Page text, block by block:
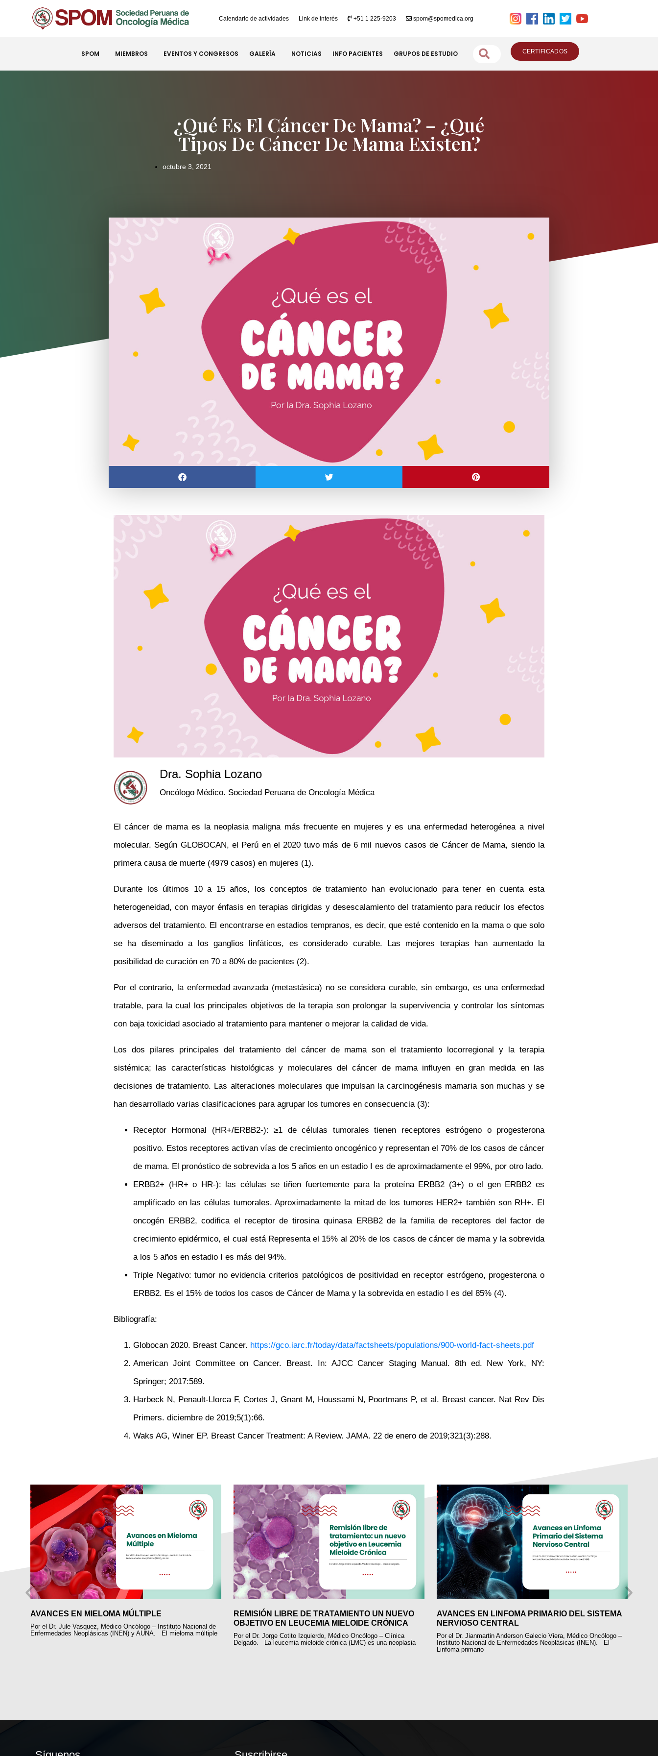
Calendario de actividades Link de interés +51 1 225-9203 spom@spomedica.org
SPOM MIEMBROS EVENTOS Y CONGRESOS GALERÍA NOTICIAS INFO PACIENTES GRUPOS DE ESTUDIO CERTIFICADOS
¿Qué Es El Cáncer De Mama? – ¿Qué
Tipos De Cáncer De Mama Existen?
octubre 3, 2021
Dra. Sophia Lozano
Oncólogo Médico. Sociedad Peruana de Oncología Médica
El cáncer de mama es la neoplasia maligna más frecuente en mujeres y es una enfermedad heterogénea a nivel
molecular. Según GLOBOCAN, el Perú en el 2020 tuvo más de 6 mil nuevos casos de Cáncer de Mama, siendo la
primera causa de muerte (4979 casos) en mujeres (1).
Durante los últimos 10 a 15 años, los conceptos de tratamiento han evolucionado para tener en cuenta esta
heterogeneidad, con mayor énfasis en terapias dirigidas y desescalamiento del tratamiento para reducir los efectos
adversos del tratamiento. El encontrarse en estadios tempranos, es decir, que esté contenido en la mama o que solo
se ha diseminado a los ganglios linfáticos, es considerado curable. Las mejores terapias han aumentado la
posibilidad de curación en 70 a 80% de pacientes (2).
Por el contrario, la enfermedad avanzada (metastásica) no se considera curable, sin embargo, es una enfermedad
tratable, para la cual los principales objetivos de la terapia son prolongar la supervivencia y controlar los síntomas
con baja toxicidad asociado al tratamiento para mantener o mejorar la calidad de vida.
Los dos pilares principales del tratamiento del cáncer de mama son el tratamiento locorregional y la terapia
sistémica; las características histológicas y moleculares del cáncer de mama influyen en gran medida en las
decisiones de tratamiento. Las alteraciones moleculares que impulsan la carcinogénesis mamaria son muchas y se
han desarrollado varias clasificaciones para agrupar los tumores en consecuencia (3):
Receptor Hormonal (HR+/ERBB2-): ≥1 de células tumorales tienen receptores estrógeno o progesterona
positivo. Estos receptores activan vías de crecimiento oncogénico y representan el 70% de los casos de cáncer
de mama. El pronóstico de sobrevida a los 5 años en un estadio I es de aproximadamente el 99%, por otro lado.
ERBB2+ (HR+ o HR-): las células se tiñen fuertemente para la proteína ERBB2 (3+) o el gen ERBB2 es
amplificado en las células tumorales. Aproximadamente la mitad de los tumores HER2+ también son RH+. El
oncogén ERBB2, codifica el receptor de tirosina quinasa ERBB2 de la familia de receptores del factor de
crecimiento epidérmico, el cual está Representa el 15% al 20% de los casos de cáncer de mama y la sobrevida
a los 5 años en estadio I es más del 94%.
Triple Negativo: tumor no evidencia criterios patológicos de positividad en receptor estrógeno, progesterona o
ERBB2. Es el 15% de todos los casos de Cáncer de Mama y la sobrevida en estadio I es del 85% (4).
Bibliografía:
Globocan 2020. Breast Cancer. https://gco.iarc.fr/today/data/factsheets/populations/900-world-fact-sheets.pdf
American Joint Committee on Cancer. Breast. In: AJCC Cancer Staging Manual. 8th ed. New York, NY:
Springer; 2017:589.
Harbeck N, Penault-Llorca F, Cortes J, Gnant M, Houssami N, Poortmans P, et al. Breast cancer. Nat Rev Dis
Primers. diciembre de 2019;5(1):66.
Waks AG, Winer EP. Breast Cancer Treatment: A Review. JAMA. 22 de enero de 2019;321(3):288.
AVANCES EN MIELOMA MÚLTIPLE
Por el Dr. Jule Vasquez, Médico Oncólogo – Instituto Nacional de
Enfermedades Neoplásicas (INEN) y AUNA. El mieloma múltiple
REMISIÓN LIBRE DE TRATAMIENTO UN NUEVO
OBJETIVO EN LEUCEMIA MIELOIDE CRÓNICA
Por el Dr. Jorge Cotito Izquierdo, Médico Oncólogo – Clínica
Delgado. La leucemia mieloide crónica (LMC) es una neoplasia
AVANCES EN LINFOMA PRIMARIO DEL SISTEMA
NERVIOSO CENTRAL
Por el Dr. Jianmartin Anderson Galecio Viera, Médico Oncólogo –
Instituto Nacional de Enfermedades Neoplásicas (INEN). El
Linfoma primario